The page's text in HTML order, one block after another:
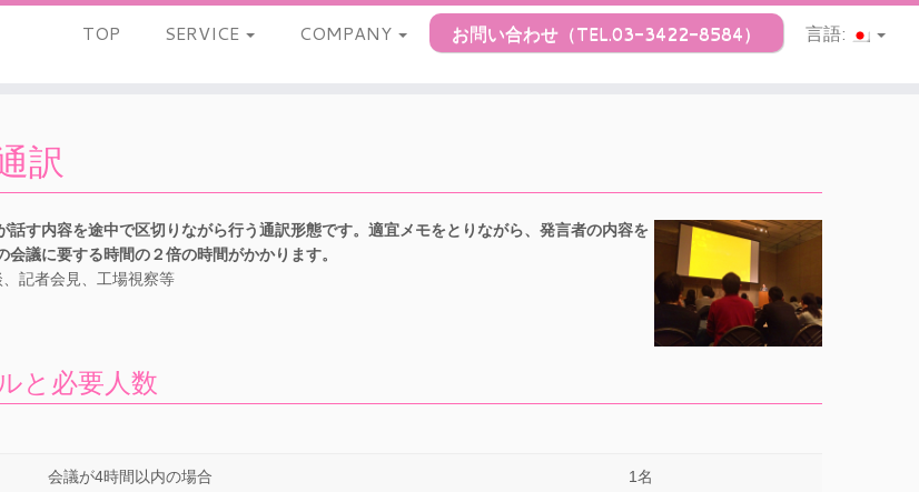
TOP SERVICE COMPANY お問い合わせ（TEL.03-3422-8584） 言語:
訳
話す内容を途中で区切りながら行う通訳形態です。適宜メモをとりながら、発言者の内容を
会議に要する時間の２倍の時間がかかります。
記者会見、工場視察等
と必要人数
会議が4時間以内の場合 1名